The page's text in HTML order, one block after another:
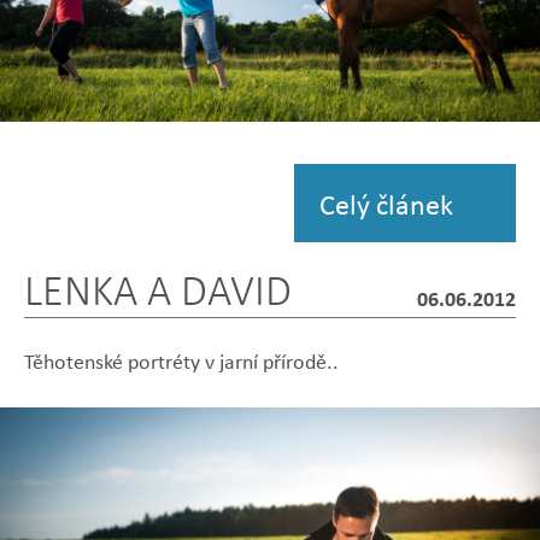
Celý článek
LENKA A DAVID 06.06.2012
Těhotenské portréty v jarní přírodě..